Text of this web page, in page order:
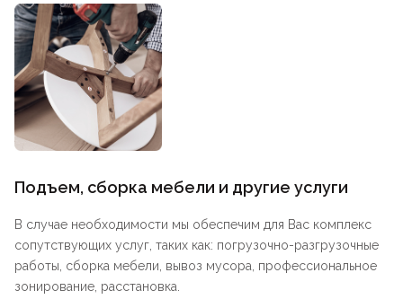
Подъем, сборка мебели и другие услуги
В случае необходимости мы обеспечим для Вас комплекс
сопутствующих услуг, таких как: погрузочно-разгрузочные
работы, сборка мебели, вывоз мусора, профессиональное
зонирование, расстановка.